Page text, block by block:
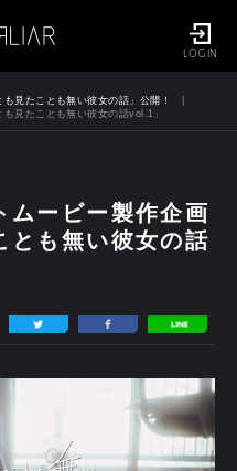
LOGIN
見たことも無い彼女の話」公開！
見たことも無い彼女の話vol.1」
ムービー製作企画
とも無い彼女の話